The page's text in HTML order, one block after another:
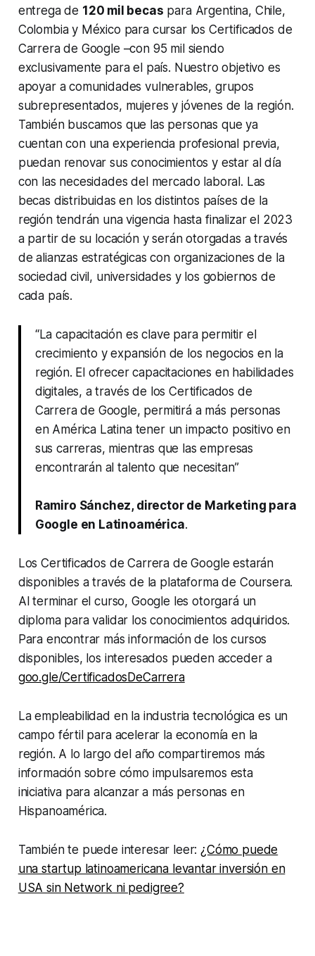
entrega de 120 mil becas para Argentina, Chile,
Colombia y México para cursar los Certificados de
Carrera de Google –con 95 mil siendo
exclusivamente para el país. Nuestro objetivo es
apoyar a comunidades vulnerables, grupos
subrepresentados, mujeres y jóvenes de la región.
También buscamos que las personas que ya
cuentan con una experiencia profesional previa,
puedan renovar sus conocimientos y estar al día
con las necesidades del mercado laboral. Las
becas distribuidas en los distintos países de la
región tendrán una vigencia hasta finalizar el 2023
a partir de su locación y serán otorgadas a través
de alianzas estratégicas con organizaciones de la
sociedad civil, universidades y los gobiernos de
cada país.
“La capacitación es clave para permitir el
crecimiento y expansión de los negocios en la
región. El ofrecer capacitaciones en habilidades
digitales, a través de los Certificados de
Carrera de Google, permitirá a más personas
en América Latina tener un impacto positivo en
sus carreras, mientras que las empresas
encontrarán al talento que necesitan”
Ramiro Sánchez, director de Marketing para
Google en Latinoamérica.
Los Certificados de Carrera de Google estarán
disponibles a través de la plataforma de Coursera.
Al terminar el curso, Google les otorgará un
diploma para validar los conocimientos adquiridos.
Para encontrar más información de los cursos
disponibles, los interesados pueden acceder a
goo.gle/CertificadosDeCarrera
La empleabilidad en la industria tecnológica es un
campo fértil para acelerar la economía en la
región. A lo largo del año compartiremos más
información sobre cómo impulsaremos esta
iniciativa para alcanzar a más personas en
Hispanoamérica.
También te puede interesar leer:¿Cómo puede
una startup latinoamericana levantar inversión en
USA sin Network ni pedigree?